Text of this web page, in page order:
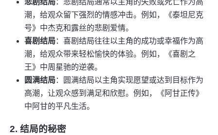
潮，给观众留下强烈的情感冲击。例如，《泰坦尼克
号》中杰克和露丝的悲剧爱情。
喜剧结局：喜剧结局往往以主角的成功或幸福作为高
潮，给观众带来轻松愉快的体验。例如，《喜剧之
王》中周星驰的逆袭。
圆满结局：圆满结局以主角实现愿望或达到目标作为
高潮，让观众感到满足和欣慰。例如，《阿甘正传》
中阿甘的平凡生活。
2. 结局的秘密